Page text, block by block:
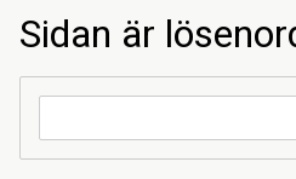
Sidan är